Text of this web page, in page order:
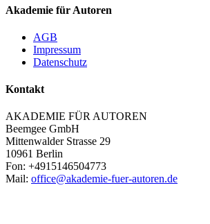
Akademie für Autoren
AGB
Impressum
Datenschutz
Kontakt
AKADEMIE FÜR AUTOREN
Beemgee GmbH
Mittenwalder Strasse 29
10961 Berlin
Fon: +4915146504773
Mail: office@akademie-fuer-autoren.de